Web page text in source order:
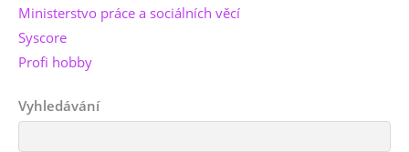
Ministerstvo práce a sociálních věcí
Syscore
Profi hobby
Vyhledávání